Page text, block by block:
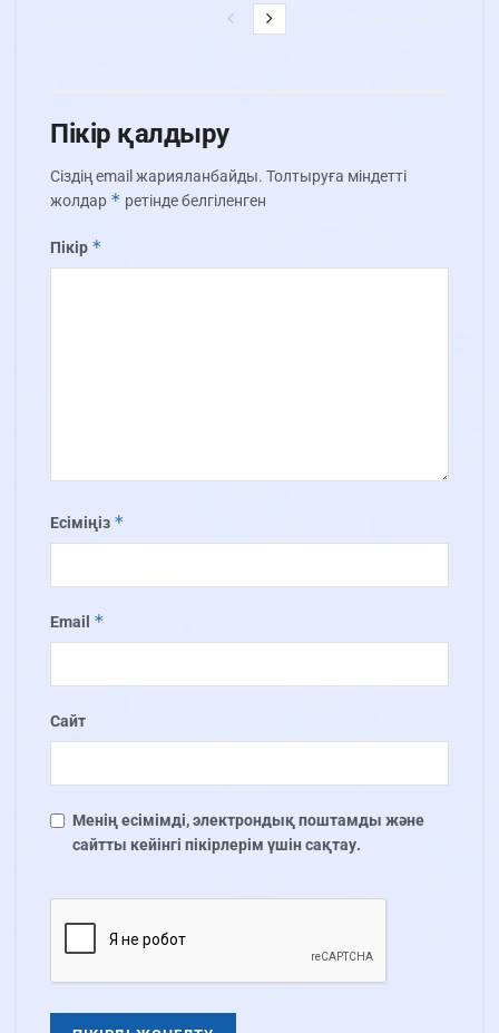
Пікір қалдыру
Сіздің email жарияланбайды. Толтыруға міндетті
жолдар * ретінде белгіленген
Пікір *
Есіміңіз *
Email *
Сайт
Менің есімімді, электрондық поштамды және
сайтты кейінгі пікірлерім үшін сақтау.